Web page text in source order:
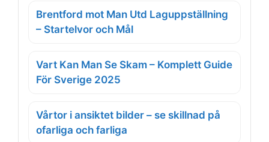
Brentford mot Man Utd Laguppställning
– Startelvor och Mål
Vart Kan Man Se Skam – Komplett Guide
För Sverige 2025
Vårtor i ansiktet bilder – se skillnad på
ofarliga och farliga